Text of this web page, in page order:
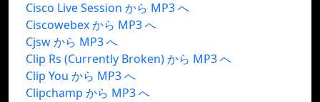
Cisco Live Session から MP3 へ
Ciscowebex から MP3 へ
Cjsw から MP3 へ
Clip Rs (Currently Broken) から MP3 へ
Clip You から MP3 へ
Clipchamp から MP3 へ